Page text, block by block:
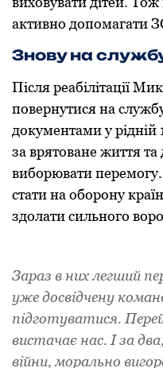
активно допомагати
Знову на
Після реабілітації
повернутися на
документами у рідній
за врятоване життя
виборювати
стати на оборону
здолати сильного
Зараз в них легший
уже досвідчену
підготуватися.
вистачає нас. І за
війни, морально